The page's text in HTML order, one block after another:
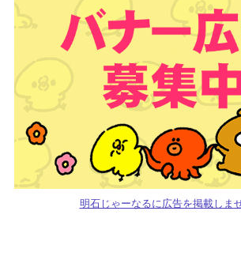
明石じゃーなるに広告を掲載しま